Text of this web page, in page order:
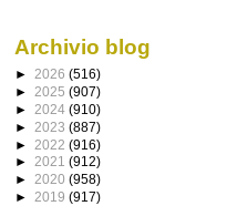
Archivio blog
► 2026 (516)
► 2025 (907)
► 2024 (910)
► 2023 (887)
► 2022 (916)
► 2021 (912)
► 2020 (958)
► 2019 (917)